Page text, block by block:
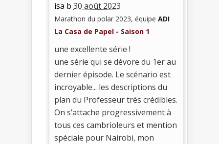
isa b 30 août 2023
Marathon du polar 2023, équipe ADI
La Casa de Papel - Saison 1
une excellente série !
une série qui se dévore du 1er au
dernier épisode. Le scénario est
incroyable... les descriptions du
plan du Professeur très crédibles.
On s’attache progressivement à
tous ces cambrioleurs et mention
spéciale pour Nairobi, mon